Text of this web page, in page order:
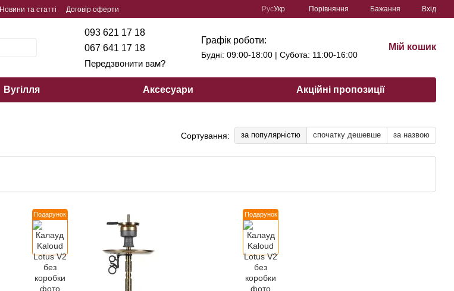
Новини та статті
Договір оферти
РусУкр Порівняння Бажання Вхід
093 621 17 18
067 641 17 18
Передзвонити вам?
Графік роботи:
Будні: 09:00-18:00 | Субота: 11:00-16:00
Мій кошик
Вугілля Аксесуари Акційні пропозиції
Сортування: за популярністю спочатку дешевше за назвою
Подарунок Подарунок